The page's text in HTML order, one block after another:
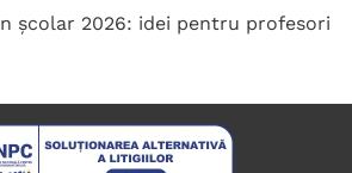
școlar 2026: idei pentru profesori